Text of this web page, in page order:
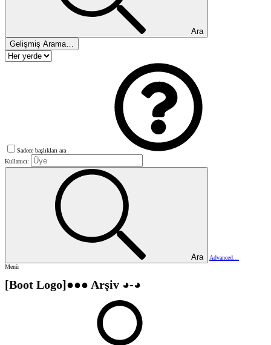
Ara
Gelişmiş Arama…
Sadece başlıkları ara
Kullanıcı:
Ara
Advanced…
Menü
[Boot Logo]●●● Arşiv ◕-◕